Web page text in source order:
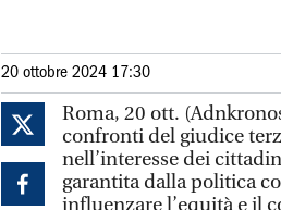
20 ottobre 2024 17:30
Roma, 20 ott.
confronti del giudice
nell’interesse dei
garantita dalla politica
influenzare l’equità e il